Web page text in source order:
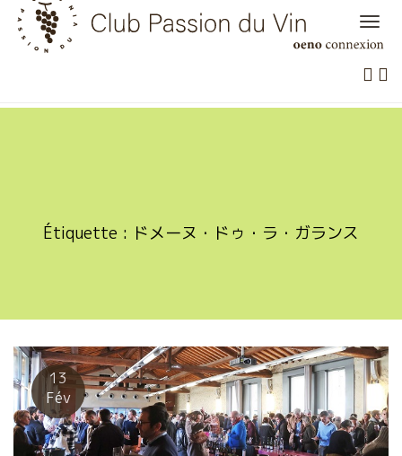
Skip
content
Étiquette : ドメーヌ・ドゥ・ラ・ガランス
13
Fév